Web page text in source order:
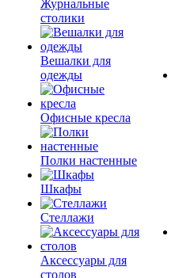
Журнальные
столики
Вешалки для
одежды
Офисные кресла
Полки настенные
Шкафы
Стеллажи
Аксессуары для
столов